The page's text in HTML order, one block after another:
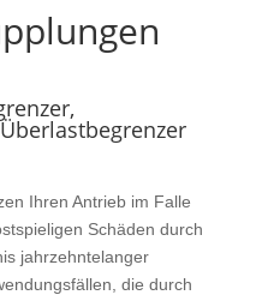
Ihren Antrieb im Falle
Schäden durch
jahrzehntelanger
die durch